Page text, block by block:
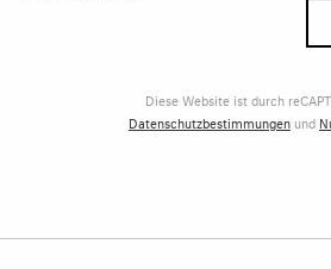
Diese Website ist durch
Datenschutzbestimmungen und